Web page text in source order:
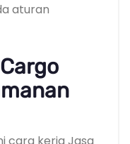
aturan
cara kerja Jasa